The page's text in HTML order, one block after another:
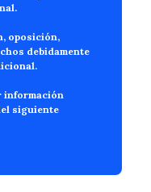
oposición,
debidamente
información
siguiente